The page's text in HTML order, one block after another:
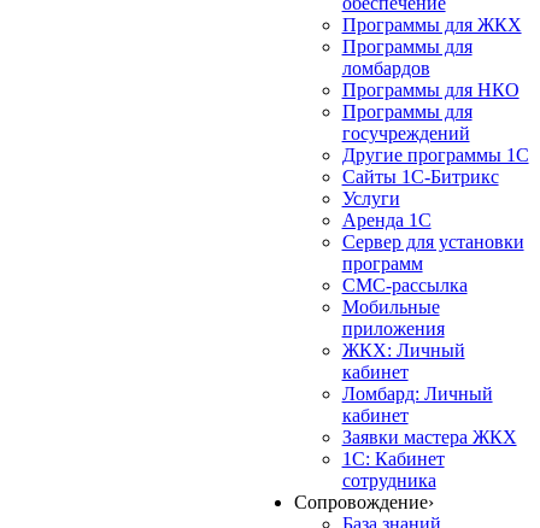
Программы для ЖКХ
Программы для
ломбардов
Программы для НКО
Программы для
госучреждений
Другие программы 1С
Сайты 1С-Битрикс
Услуги
Аренда 1С
Сервер для установки
программ
СМС-рассылка
Мобильные
приложения
ЖКХ: Личный
кабинет
Ломбард: Личный
кабинет
Заявки мастера ЖКХ
1С: Кабинет
сотрудника
Сопровождение›
База знаний